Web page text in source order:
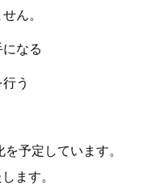
ん。
になる
う
予定しています。
ます。